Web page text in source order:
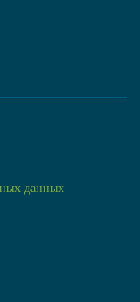
данных